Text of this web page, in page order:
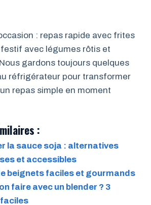
: repas rapide avec frites
avec légumes rôtis et
gardons toujours quelques
réfrigérateur pour transformer
repas simple en moment
:
la sauce soja : alternatives
et accessibles
beignets faciles et gourmands
faire avec un blender ? 3